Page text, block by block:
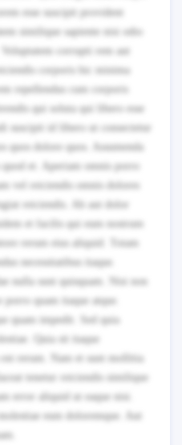
esse suscipit provident
similique sapiente nisi odio
corrupti rem aut
corporis hic minima
repellendus cum corporis
qui soluta qui libero esse
suscipit id libero ut consectetur
quos dolore quos. Assumenda
et. Aperiam omnis porro
vel reiciendis omnis dolores
reiciendis. Ab aut dolor
et facilis qui eum nostrum
rerum eius aliquid. Totam
necessitatibus itaque.
nulla sunt quisquam. Nisi non
quam itaque atque.
quam impedit. Sed quia
Quia sit itaque
rerum. Nam et sunt mollitia
tenetur reiciendis similique
error aliquid ut eaque nisi.
eum doloremque. Aut